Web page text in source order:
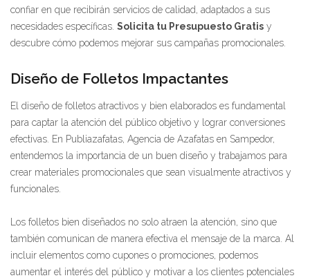
confiar en que recibirán servicios de calidad, adaptados a sus
necesidades específicas. Solicita tu Presupuesto Gratis y
descubre cómo podemos mejorar sus campañas promocionales.
Diseño de Folletos Impactantes
El diseño de folletos atractivos y bien elaborados es fundamental
para captar la atención del público objetivo y lograr conversiones
efectivas. En Publiazafatas, Agencia de Azafatas en Sampedor,
entendemos la importancia de un buen diseño y trabajamos para
crear materiales promocionales que sean visualmente atractivos y
funcionales.
Los folletos bien diseñados no solo atraen la atención, sino que
también comunican de manera efectiva el mensaje de la marca. Al
incluir elementos como cupones o promociones, podemos
aumentar el interés del público y motivar a los clientes potenciales